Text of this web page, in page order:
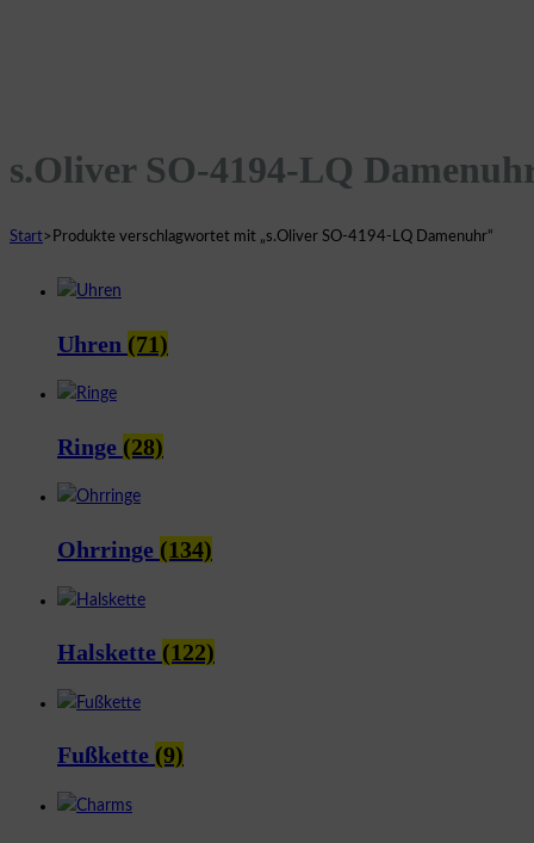
s.Oliver SO-4194-LQ
Start> Produkte verschlagwortet mit „s.Oliver SO-4194-LQ Damenuhr“
Uhren (71)
Ringe (28)
Ohrringe (134)
Halskette (122)
Fußkette (9)